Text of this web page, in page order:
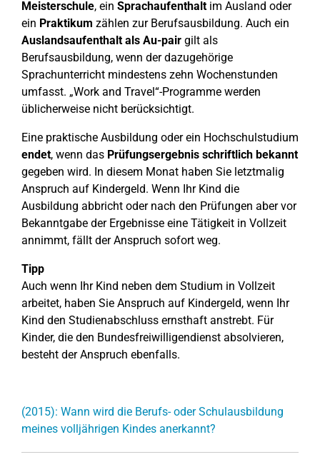
Meisterschule, ein Sprachaufenthaltim Ausland oder
ein Praktikum zählen zur Berufsausbildung. Auch ein
Auslandsaufenthalt als Au-pair gilt als
Berufsausbildung, wenn der dazugehörige
Sprachunterricht mindestens zehn Wochenstunden
umfasst. „Work and Travel“-Programme werden
üblicherweise nicht berücksichtigt.
Eine praktische Ausbildung oder ein Hochschulstudium
endet, wenn das Prüfungsergebnis schriftlich bekannt
gegeben wird. In diesem Monat haben Sie letztmalig
Anspruch auf Kindergeld. Wenn Ihr Kind die
Ausbildung abbricht oder nach den Prüfungen aber vor
Bekanntgabe der Ergebnisse eine Tätigkeit in Vollzeit
annimmt, fällt der Anspruch sofort weg.
Tipp
Auch wenn Ihr Kind neben dem Studium in Vollzeit
arbeitet, haben Sie Anspruch auf Kindergeld, wenn Ihr
Kind den Studienabschluss ernsthaft anstrebt. Für
Kinder, die den Bundesfreiwilligendienst absolvieren,
besteht der Anspruch ebenfalls.
(2015): Wann wird die Berufs- oder Schulausbildung
meines volljährigen Kindes anerkannt?